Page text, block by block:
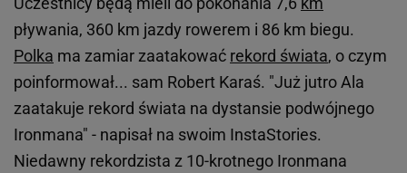
pływania, 360 km jazdy rowerem i 86 km biegu.
Polka ma zamiar zaatakować rekord świata, o czym
poinformował... sam Robert Karaś. "Już jutro Ala
zaatakuje rekord świata na dystansie podwójnego
Ironmana" - napisał na swoim InstaStories.
Niedawny rekordzista z 10-krotnego Ironmana